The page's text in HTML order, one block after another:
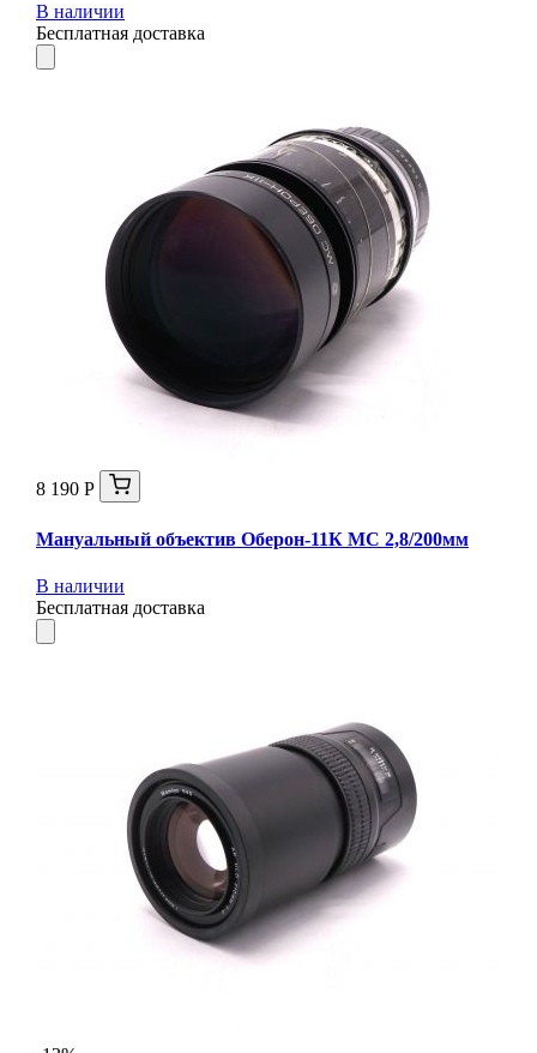
В наличии
Бесплатная доставка
8 190 Р
Мануальный объектив Оберон-11К МС 2,8/200мм
В наличии
Бесплатная доставка